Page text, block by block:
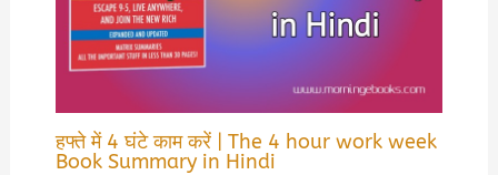
हफ्ते में 4 घंटे काम करें | The 4 hour work week
Book Summary in Hindi